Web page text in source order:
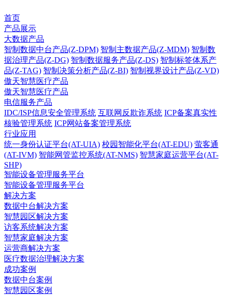
首页
产品展示
大数据产品
智制数据中台产品(Z-DPM) 智制主数据产品(Z-MDM) 智制数
据治理产品(Z-DG) 智制数据服务产品(Z-DS) 智制标签体系产
品(Z-TAG) 智制决策分析产品(Z-BI) 智制视界设计产品(Z-VD)
傲天智慧医疗产品
傲天智慧医疗产品
电信服务产品
IDC/ISP信息安全管理系统 互联网反欺诈系统 ICP备案真实性
核验管理系统 ICP网站备案管理系统
行业应用
统一身份认证平台(AT-UIA) 校园智能化平台(AT-EDU) 萤客通
(AT-IVM) 智能网管监控系统(AT-NMS) 智慧家庭运营平台(AT-
SHP)
智能设备管理服务平台
智能设备管理服务平台
解决方案
数据中台解决方案
智慧园区解决方案
访客系统解决方案
智慧家庭解决方案
运营商解决方案
医疗数据治理解决方案
成功案例
数据中台案例
智慧园区案例